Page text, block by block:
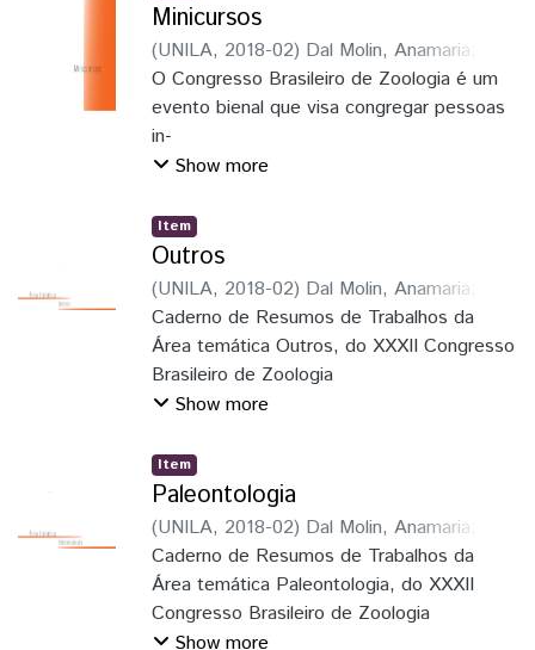
Minicursos
(UNILA, 2018-02) Dal Molin, Anamaria
Molin, Anamaria;Soares, Elaine Della
Giustina;Schmitz, Hermes José; Faria
Junior, Luiz Roberto Ribeiro
Roberto ;Löwenberg Neto, Peter
O Congresso Brasileiro de Zoologia é um
evento bienal que visa congregar pessoas
in-
teressadas em estudos zoológicos
pesquisa-
dores); promover, incentivar e divulgar os
avanços nos estudos da fauna neotropical;
incrementar a formação e o
reconhecimento do zoólogo como
elemento indispensável no inventário e
estudo do patrimônio natural dos países,
com maior diversi-
dade de espécies no mundo
Show more
Item
Outros
(UNILA, 2018-02) Dal Molin, Anamaria
Soares, Elaine Della Giustina;Schmitz,
Hermes José; Faria Junior, Luiz Roberto
Ribeiro;Pie, Marcio Roberto
Neto, Peter
Caderno de Resumos de Trabalhos da
Área temática Outros, do XXXII Congresso
Brasileiro de Zoologia
Show more
Item
Paleontologia
(UNILA, 2018-02) Dal Molin, Anamaria
Soares, Elaine Della Giustina;Schmitz,
Hermes José; Faria Junior, Luiz Roberto
Ribeiro;Pie, Marcio Roberto;Löwenberg
Neto, Peter
Caderno de Resumos de Trabalhos da
Área temática Paleontologia, do XXXII
Congresso Brasileiro de Zoologia
Show more